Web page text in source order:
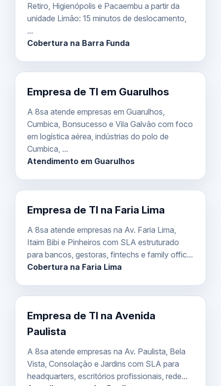
Retiro, Higienópolis e Pacaembu a partir da
unidade Limão: 15 minutos de deslocamento,
...
Cobertura na Barra Funda
Empresa de TI em Guarulhos
A 8sa atende empresas em Guarulhos,
Cumbica, Bonsucesso e Vila Galvão com foco
em logística aérea, indústrias do polo de
Cumbica, ...
Atendimento em Guarulhos
Empresa de TI na Faria Lima
A 8sa atende empresas na Av. Faria Lima,
Itaim Bibi e Pinheiros com SLA estruturado
para bancos, gestoras, fintechs e family offic...
Cobertura na Faria Lima
Empresa de TI na Avenida
Paulista
A 8sa atende empresas na Av. Paulista, Bela
Vista, Consolação e Jardins com SLA para
headquarters, escritórios profissionais, rede...